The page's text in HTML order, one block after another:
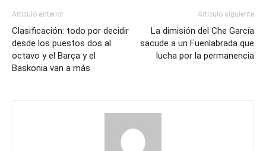
Artículo anterior
Clasificación: todo por decidir
desde los puestos dos al
octavo y el Barça y el
Baskonia van a más
Artículo siguiente
La dimisión del Che García
sacude a un Fuenlabrada que
lucha por la permanencia